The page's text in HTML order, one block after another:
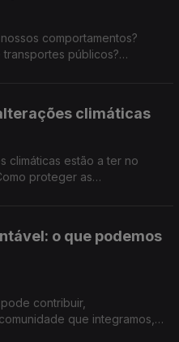
comportamentos?
públicos?
climáticas
climáticas estão a ter no
proteger as
o que podemos
contribuir,
que integramos,